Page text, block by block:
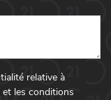
relative à
les conditions